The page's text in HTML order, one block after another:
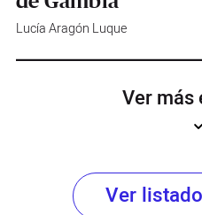
Lucía Aragón Luque
Ver más
Ver